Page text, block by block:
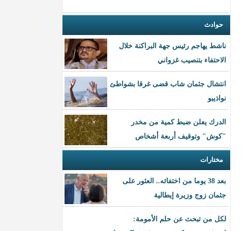
حوادث
ناشط يهاجم رئيس جهة البراكنة خلال
الاحتفاء بتنصيب غزواني
انتشال جثمان شاب قضى غرقا بشواطئ
نواذيبو
الدرك يعلن ضبط كمية من مخدر
"كوش" وتوقيف أربعة أشخاص
مختارات
بعد 38 يوما من اختفائه.. العثور على
جثمان زوج وزيرة إيطالية
لكل من تبحث عن حلم الأمومة: